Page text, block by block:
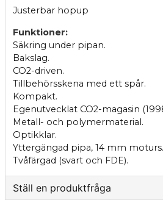
Justerbar hopup
Funktioner:
Säkring under pipan.
Bakslag.
CO2-driven.
Tillbehörsskena med ett spår.
Kompakt.
Egenutvecklat CO2-magasin
Metall- och polymermaterial.
Optikklar.
Yttergängad pipa, 14 mm moturs.
Tvåfärgad (svart och FDE).
Ställ en produktfråga